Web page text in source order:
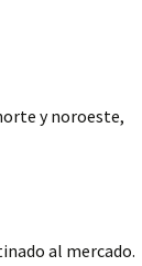
y noroeste,
al mercado.